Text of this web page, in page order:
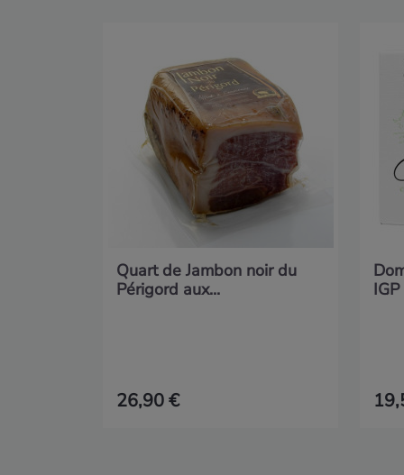
Quart de Jambon noir du
Périgord aux...
26,90 €